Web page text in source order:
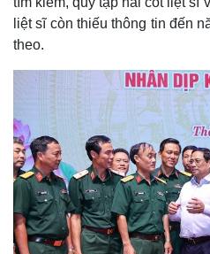
liệt sĩ còn thiếu thông tin đến
theo.